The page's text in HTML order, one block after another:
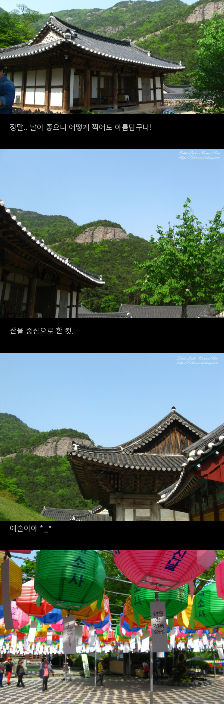
정말.. 날이 좋으니 어떻게 찍어도 아름답구나!
산을 중심으로 한 컷.
예술이야 *_*